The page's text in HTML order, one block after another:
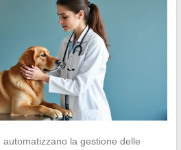
la gestione delle